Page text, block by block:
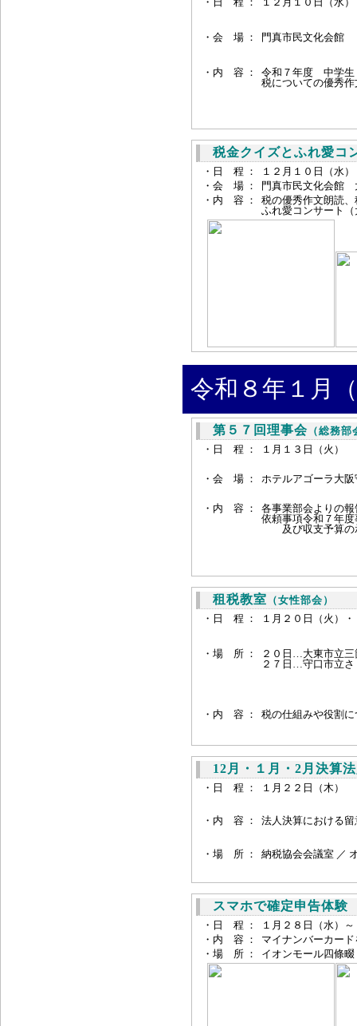
・会 場 ： 門真市民文化会館
・内 容 ：
令和７年度 中学生
税についての優秀作
税金クイズとふれ愛コ
・日 程 ：
１２月１０日（水
・会 場 ：
門真市民文化会館
・内 容 ：
税の優秀作文朗読
ふれ愛コンサート
令和８年１月
第５７回理事会（総務部
・日 程 ：
１月１３日（火）
・会 場 ： ホテルアゴーラ大
・内 容 ：
各事業部会よりの
依頼事項令和７年
及び収支予算
租税教室 （女性部会）
・日 程 ：
１月２０日（火）
・場 所 ：
２０日…大東市立三
２７日…守口市立さ
・内 容 ： 税の仕組みや役割
12月・１月・2月決算
・日 程 ： １月２２日（木）
・内 容 ： 法人決算における
・場 所 ： 納税協会会議室 ／
スマホで確定申告体
・日 程 ：
１月２８日（水）
・内 容 ：
マイナンバーカー
・場 所 ：
イオンモール四條